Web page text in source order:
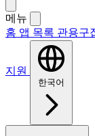
메뉴
홈 앱 목록 관용구
지원
한국어